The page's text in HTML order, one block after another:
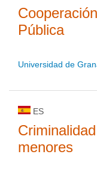
Pública
Universidad de
ES
menores